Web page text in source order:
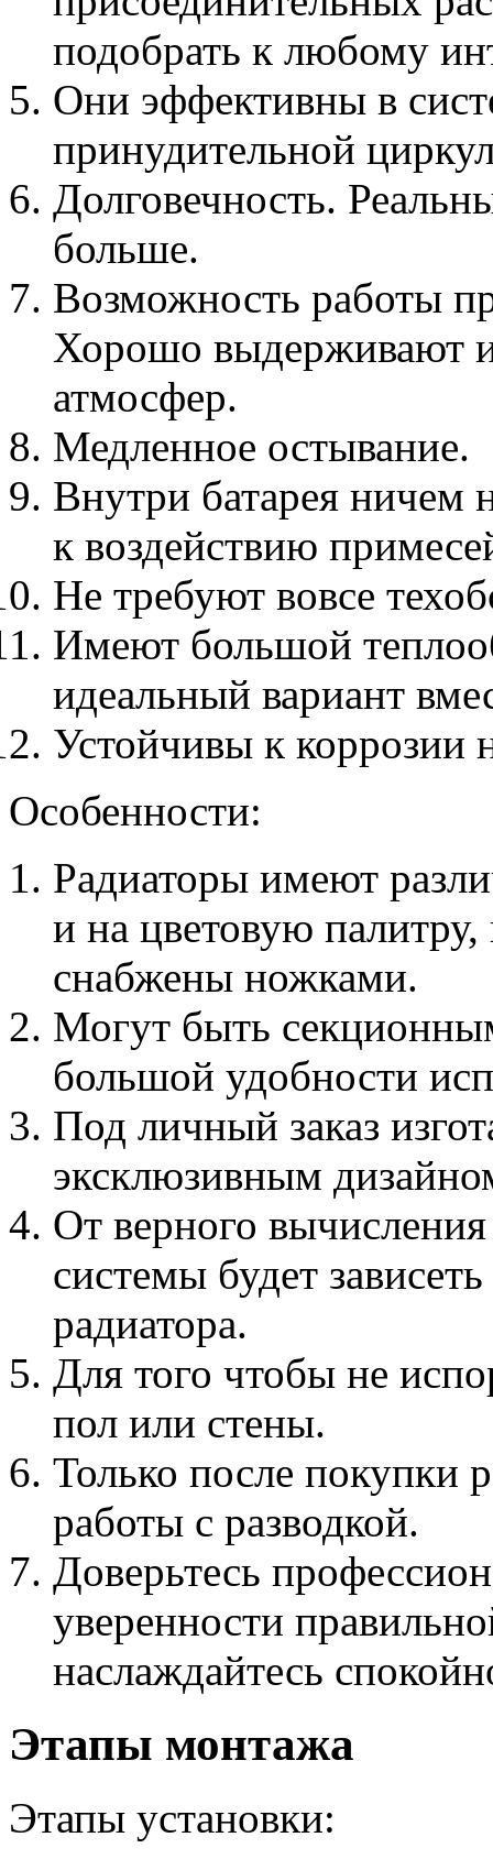
подобрать к любому
Они эффективны в
принудительной
Долговечность.
больше.
Возможность работы
Хорошо выдерживают и
атмосфер.
Медленное остывание.
Внутри батарея ничем
к воздействию
Не требуют вовсе
Имеют большой
идеальный вариант
Устойчивы к коррозии
Особенности:
Радиаторы имеют
и на цветовую
снабжены ножками.
Могут быть
большой удобности
Под личный заказ
эксклюзивным
От верного
системы будет
радиатора.
Для того чтобы не
пол или стены.
Только после покупки
работы с разводкой.
Доверьтесь
уверенности
наслаждайтесь
Этапы монтажа
Этапы установки: